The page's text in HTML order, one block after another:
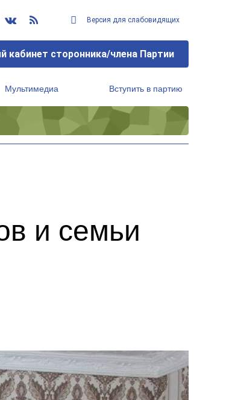
Версия для слабовидящих
кабинет сторонника/члена Партии
Мультимедиа Вступить в партию
и семьи